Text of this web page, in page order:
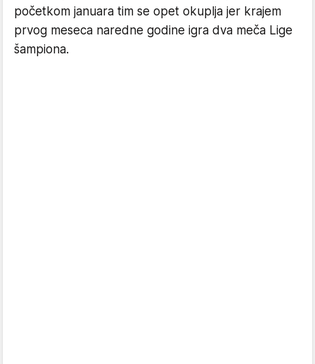
početkom januara tim se opet okuplja jer krajem
prvog meseca naredne godine igra dva meča Lige
šampiona.